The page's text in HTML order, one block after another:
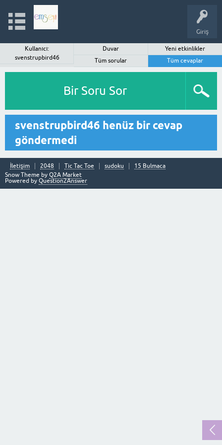
Giriş
Kullanıcı:
svenstrupbird46
Duvar
Yeni etkinlikler
Tüm sorular
Tüm cevaplar
Bir Soru Sor
svenstrupbird46 henüz bir cevap
göndermedi
İletişim 2048 Tic Tac Toe sudoku
15 Bulmaca
Snow Theme by Q2A Market
Powered by Question2Answer